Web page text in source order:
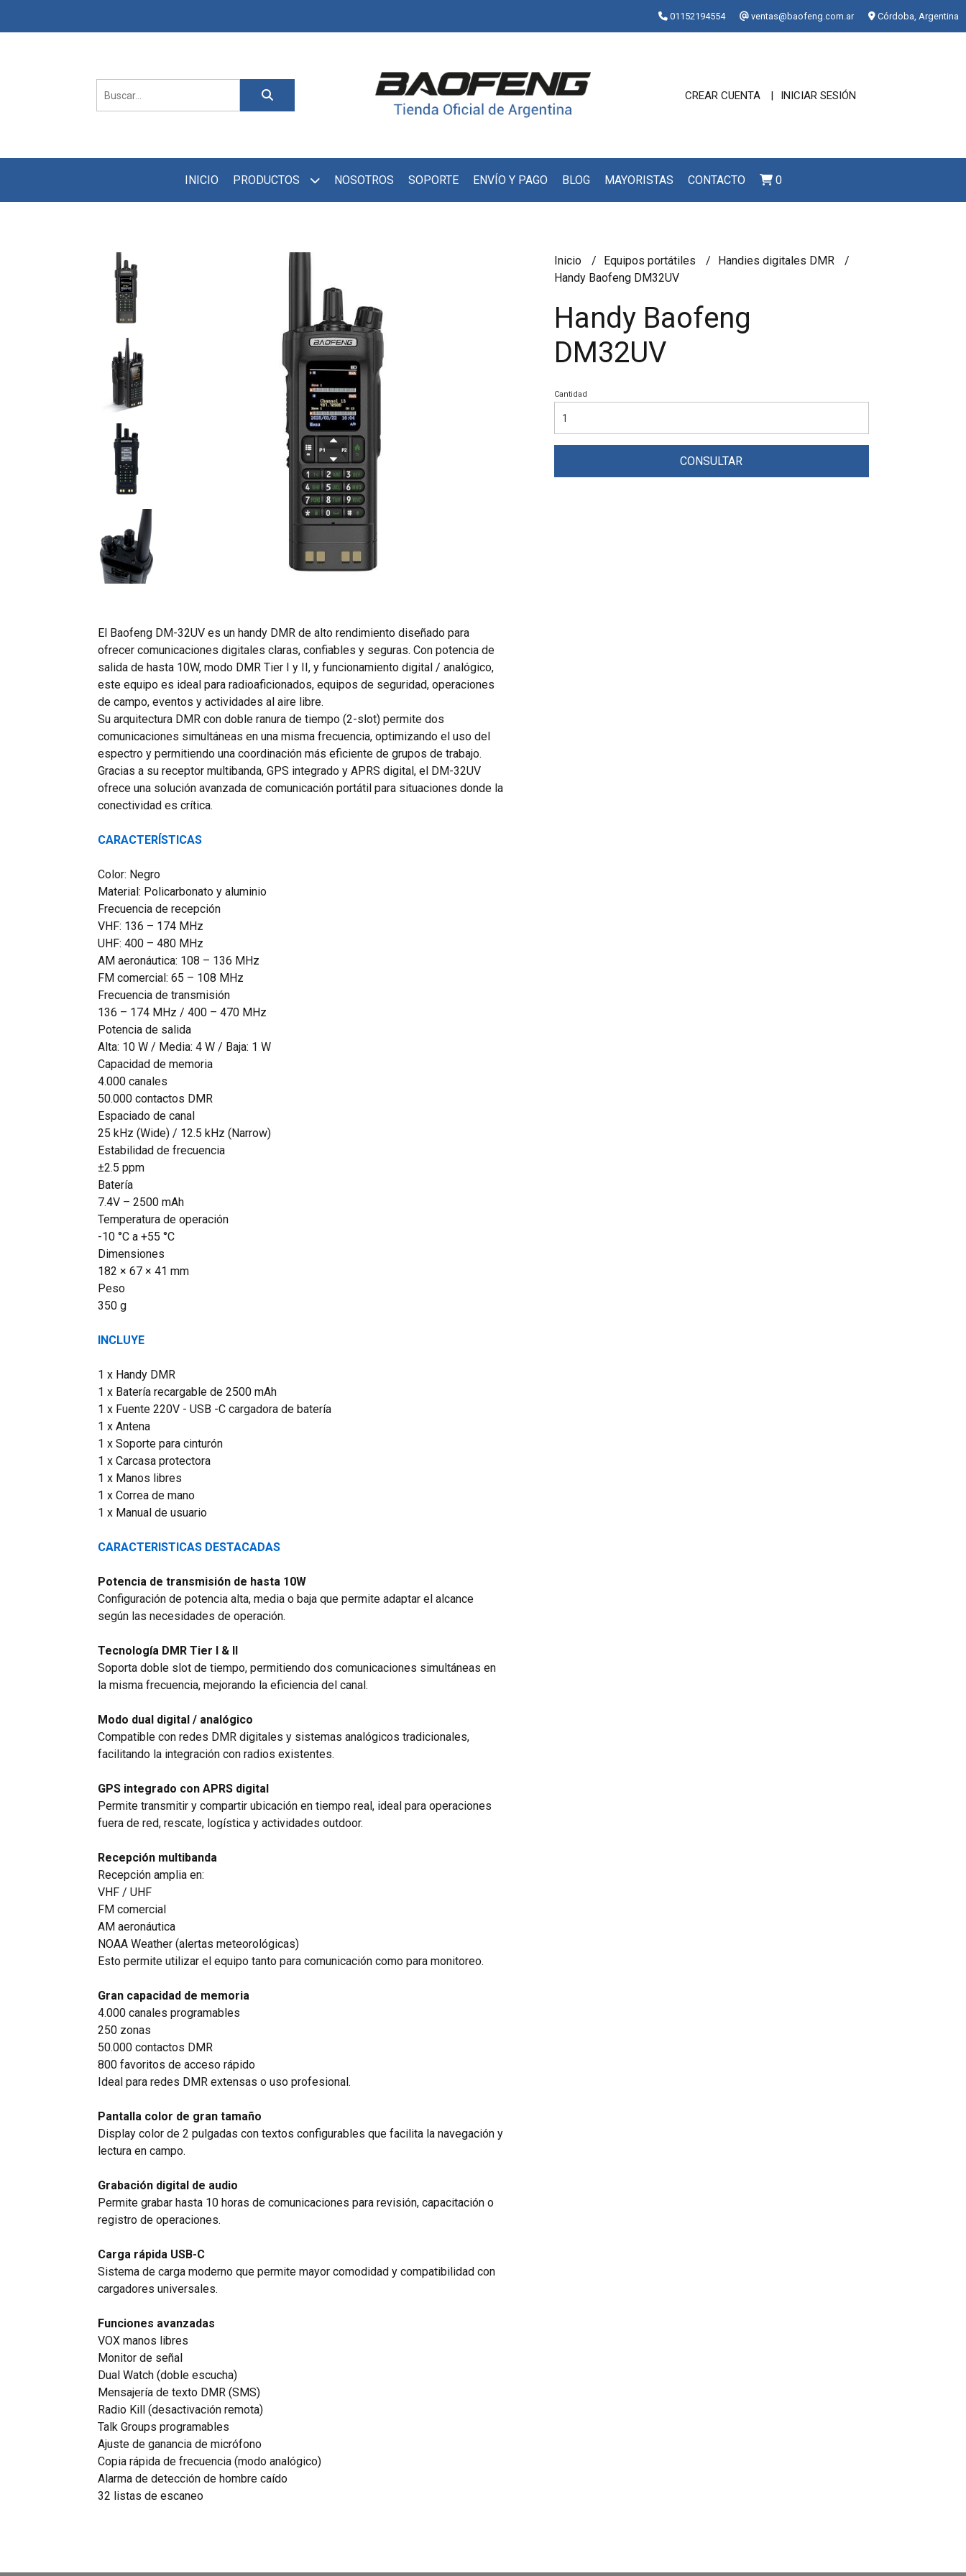
01152194554 ventas@baofeng.com.ar Córdoba, Argentina
CREAR CUENTA INICIAR SESIÓN
INICIO PRODUCTOS NOSOTROS SOPORTE ENVÍO Y PAGO BLOG MAYORISTAS CONTACTO 0
El Baofeng DM-32UV es un handy DMR de alto rendimiento diseñado para
ofrecer comunicaciones digitales claras, confiables y seguras. Con potencia de
salida de hasta 10W, modo DMR Tier I y II, y funcionamiento digital / analógico,
este equipo es ideal para radioaficionados, equipos de seguridad, operaciones
de campo, eventos y actividades al aire libre.
Su arquitectura DMR con doble ranura de tiempo (2-slot) permite dos
comunicaciones simultáneas en una misma frecuencia, optimizando el uso del
espectro y permitiendo una coordinación más eficiente de grupos de trabajo.
Gracias a su receptor multibanda, GPS integrado y APRS digital, el DM-32UV
ofrece una solución avanzada de comunicación portátil para situaciones donde la
conectividad es crítica.
CARACTERÍSTICAS
Color: Negro
Material: Policarbonato y aluminio
Frecuencia de recepción
VHF: 136 – 174 MHz
UHF: 400 – 480 MHz
AM aeronáutica: 108 – 136 MHz
FM comercial: 65 – 108 MHz
Frecuencia de transmisión
136 – 174 MHz / 400 – 470 MHz
Potencia de salida
Alta: 10 W / Media: 4 W / Baja: 1 W
Capacidad de memoria
4.000 canales
50.000 contactos DMR
Espaciado de canal
25 kHz (Wide) / 12.5 kHz (Narrow)
Estabilidad de frecuencia
±2.5 ppm
Batería
7.4V – 2500 mAh
Temperatura de operación
-10 °C a +55 °C
Dimensiones
182 × 67 × 41 mm
Peso
350 g
INCLUYE
1 x Handy DMR
1 x Batería recargable de 2500 mAh
1 x Fuente 220V - USB -C cargadora de batería
1 x Antena
1 x Soporte para cinturón
1 x Carcasa protectora
1 x Manos libres
1 x Correa de mano
1 x Manual de usuario
CARACTERISTICAS DESTACADAS
Potencia de transmisión de hasta 10W
Configuración de potencia alta, media o baja que permite adaptar el alcance
según las necesidades de operación.
Tecnología DMR Tier I & II
Soporta doble slot de tiempo, permitiendo dos comunicaciones simultáneas en
la misma frecuencia, mejorando la eficiencia del canal.
Modo dual digital / analógico
Compatible con redes DMR digitales y sistemas analógicos tradicionales,
facilitando la integración con radios existentes.
GPS integrado con APRS digital
Permite transmitir y compartir ubicación en tiempo real, ideal para operaciones
fuera de red, rescate, logística y actividades outdoor.
Recepción multibanda
Recepción amplia en:
VHF / UHF
FM comercial
AM aeronáutica
NOAA Weather (alertas meteorológicas)
Esto permite utilizar el equipo tanto para comunicación como para monitoreo.
Gran capacidad de memoria
4.000 canales programables
250 zonas
50.000 contactos DMR
800 favoritos de acceso rápido
Ideal para redes DMR extensas o uso profesional.
Pantalla color de gran tamaño
Display color de 2 pulgadas con textos configurables que facilita la navegación y
lectura en campo.
Grabación digital de audio
Permite grabar hasta 10 horas de comunicaciones para revisión, capacitación o
registro de operaciones.
Carga rápida USB-C
Sistema de carga moderno que permite mayor comodidad y compatibilidad con
cargadores universales.
Funciones avanzadas
VOX manos libres
Monitor de señal
Dual Watch (doble escucha)
Mensajería de texto DMR (SMS)
Radio Kill (desactivación remota)
Talk Groups programables
Ajuste de ganancia de micrófono
Copia rápida de frecuencia (modo analógico)
Alarma de detección de hombre caído
32 listas de escaneo
Inicio Equipos portátiles
Handies digitales DMR
Handy Baofeng DM32UV
Handy Baofeng
DM32UV
Cantidad
CONSULTAR